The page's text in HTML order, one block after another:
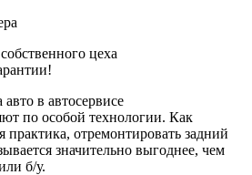
собственного цеха
в автосервисе
по особой технологии. Как
практика, отремонтировать задний
значительно выгоднее, чем
б/у.